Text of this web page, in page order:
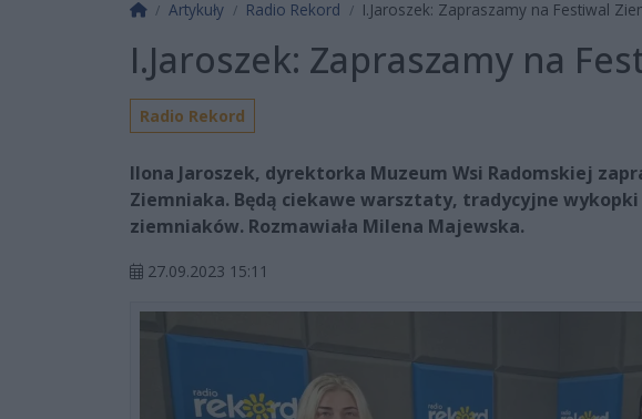
Strona główna
Artykuły Radio Rekord I.Jaroszek: Zapraszamy na Festiwal
I.Jaroszek: Zapraszamy na
Radio Rekord
Ilona Jaroszek, dyrektorka Muzeum Wsi Radomskiej
Ziemniaka. Będą ciekawe warsztaty, tradycyjne wykopki
ziemniaków. Rozmawiała Milena Majewska.
27.09.2023 15:11